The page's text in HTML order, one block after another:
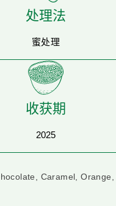
处理法
蜜处理
收获期
2025
Caramel,